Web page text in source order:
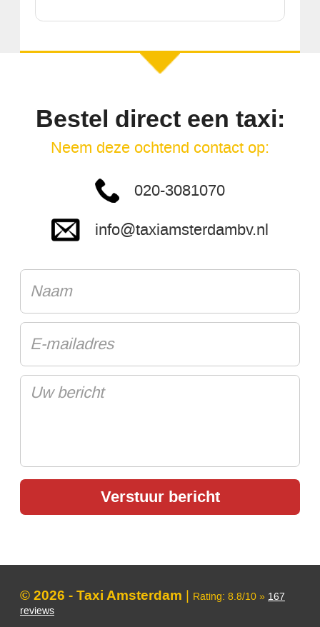
Bestel direct een taxi:
Neem deze ochtend contact op:
020-3081070
info@taxiamsterdambv.nl
© 2026 - Taxi Amsterdam | Rating: 8.8/10 » 167
reviews